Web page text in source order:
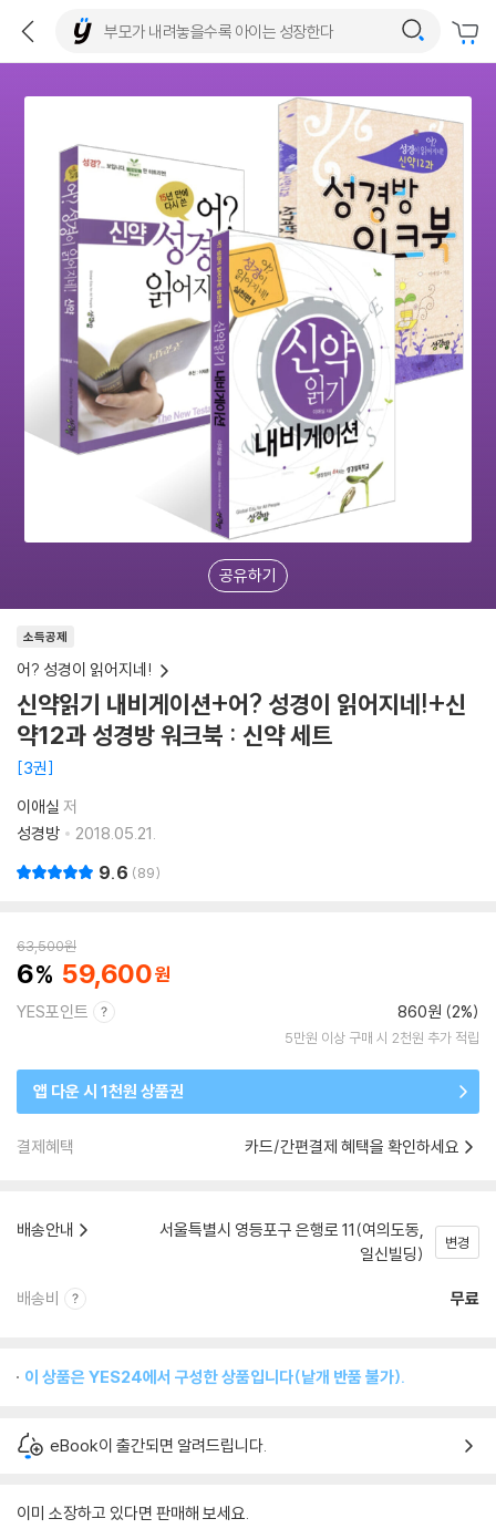
공유하기
소득공제
어? 성경이 읽어지네!
신약읽기 내비게이션+어? 성경이 읽어지네!+신
약12과 성경방 워크북 : 신약 세트
3권
이애실 저
성경방
2018.05.21.
9.6 89
63,500원
6 59,600
YES포인트 860원 (2%)
5만원 이상 구매 시 2천원 추가 적립
앱 다운 시 1천원 상품권
결제혜택 카드/간편결제 혜택을 확인하세요
배송안내
서울특별시 영등포구 은행로 11(여의도동,
일신빌딩)
변경
배송비 무료
이 상품은 YES24에서 구성한 상품입니다(낱개 반품 불가).
eBook이 출간되면 알려드립니다.
이미 소장하고 있다면 판매해 보세요.